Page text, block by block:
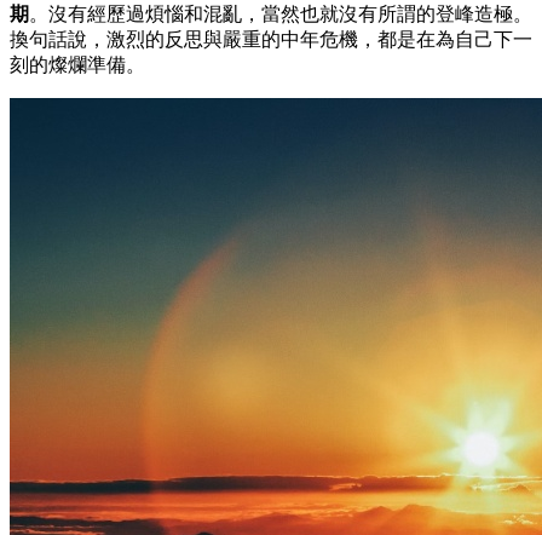
期 。沒有經歷過煩惱和混亂，當然也就沒有所謂的登峰造極。
換句話說，激烈的反思與嚴重的中年危機，都是在為自己下一
刻的燦爛準備。